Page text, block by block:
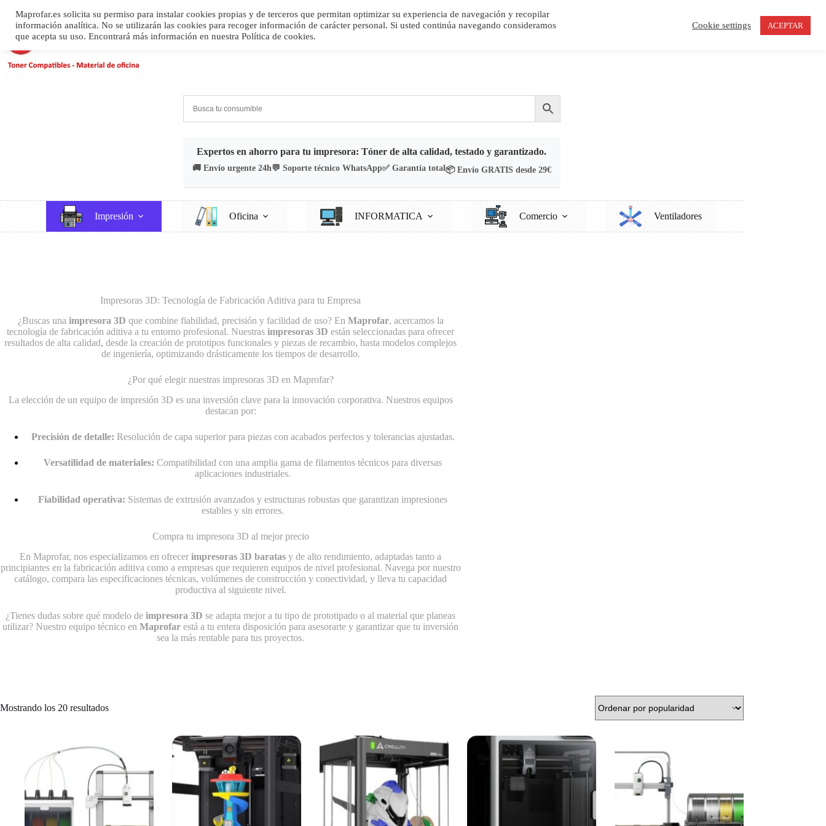
contenido
Inicio
Mi cuenta
Expertos en ahorro para tu impresora: Tóner de alta calidad, testado y garantizado.
🚚 Envío urgente 24h💬 Soporte técnico WhatsApp✅ Garantía total📦 Envío GRATIS desde 29€
Impresión Oficina INFORMATICA Comercio Ventiladores
Impresoras 3D: Tecnología de Fabricación Aditiva para tu Empresa
¿Buscas una impresora 3D que combine fiabilidad, precisión y facilidad de uso? En Maprofar, acercamos la
tecnología de fabricación aditiva a tu entorno profesional. Nuestras impresoras 3D están seleccionadas para ofrecer
resultados de alta calidad, desde la creación de prototipos funcionales y piezas de recambio, hasta modelos complejos
de ingeniería, optimizando drásticamente los tiempos de desarrollo.
¿Por qué elegir nuestras impresoras 3D en Maprofar?
La elección de un equipo de impresión 3D es una inversión clave para la innovación corporativa. Nuestros equipos
destacan por:
Precisión de detalle: Resolución de capa superior para piezas con acabados perfectos y tolerancias ajustadas.
Versatilidad de materiales: Compatibilidad con una amplia gama de filamentos técnicos para diversas
aplicaciones industriales.
Fiabilidad operativa: Sistemas de extrusión avanzados y estructuras robustas que garantizan impresiones
estables y sin errores.
Compra tu impresora 3D al mejor precio
En Maprofar, nos especializamos en ofrecer impresoras 3D baratas y de alto rendimiento, adaptadas tanto a
principiantes en la fabricación aditiva como a empresas que requieren equipos de nivel profesional. Navega por nuestro
catálogo, compara las especificaciones técnicas, volúmenes de construcción y conectividad, y lleva tu capacidad
productiva al siguiente nivel.
¿Tienes dudas sobre qué modelo de impresora 3D se adapta mejor a tu tipo de prototipado o al material que planeas
utilizar? Nuestro equipo técnico en Maprofar está a tu entera disposición para asesorarte y garantizar que tu inversión
sea la más rentable para tus proyectos.
Mostrando los 20 resultadosOrdenado
Maprofar.es solicita su permiso para instalar cookies propias y de terceros que permitan optimizar su experiencia de navegación y recopilar
información analítica. No se utilizarán las cookies para recoger información de carácter personal. Si usted continúa navegando consideramos
que acepta su uso. Encontrará más información en nuestra Política de cookies.
Cookie settings ACEPTAR